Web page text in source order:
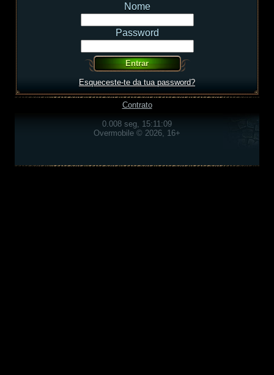
Nome
Password
Esqueceste-te da tua password?
Contrato
0.008 seg, 15:11:09
Overmobile © 2026, 16+